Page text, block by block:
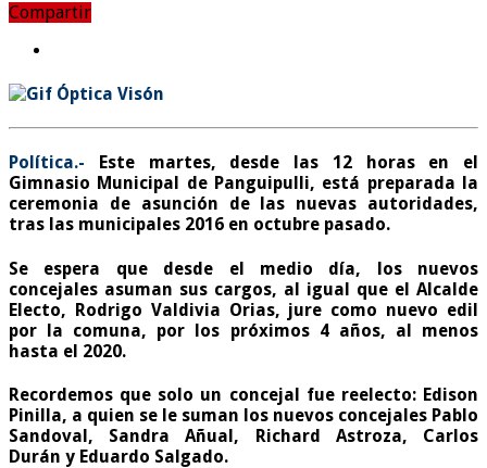
Compartir
Política.- Este martes, desde las 12 horas en el
Gimnasio Municipal de Panguipulli, está preparada la
ceremonia de asunción de las nuevas autoridades,
tras las municipales 2016 en octubre pasado.
Se espera que desde el medio día, los nuevos
concejales asuman sus cargos, al igual que el Alcalde
Electo, Rodrigo Valdivia Orias, jure como nuevo edil
por la comuna, por los próximos 4 años, al menos
hasta el 2020.
Recordemos que solo un concejal fue reelecto: Edison
Pinilla, a quien se le suman los nuevos concejales Pablo
Sandoval, Sandra Añual, Richard Astroza, Carlos
Durán y Eduardo Salgado.